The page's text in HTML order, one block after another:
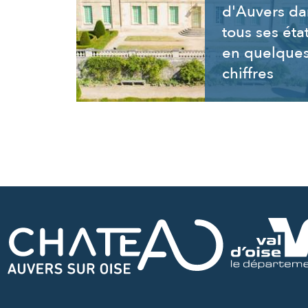
d'Auvers
tous ses
en
chiffres